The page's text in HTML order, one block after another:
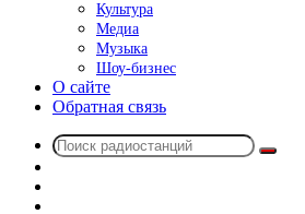
Культура
Медиа
Музыка
Шоу-бизнес
О сайте
Обратная связь
Поиск